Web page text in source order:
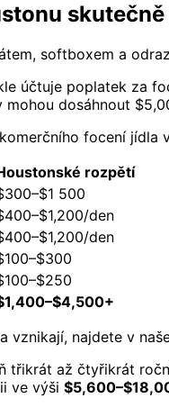
softboxem a
účtuje poplatek za
dosáhnout
focení jídla
rozpětí
500
den
den
vznikají, najdete v
třikrát až čtyřikrát
ve výši